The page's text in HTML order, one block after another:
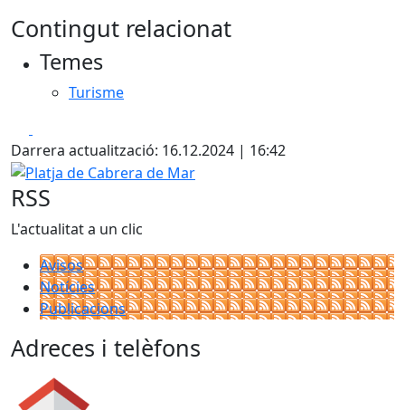
Contingut relacionat
Temes
Turisme
Darrera actualització: 16.12.2024 | 16:42
Platja de Cabrera de Mar
RSS
L'actualitat a un clic
Avisos
Notícies
Publicacions
Adreces i telèfons